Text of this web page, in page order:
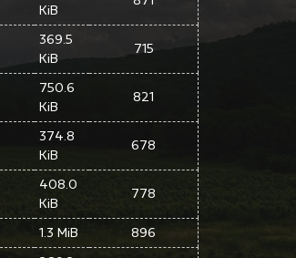
KiB
369.5
KiB
715
750.6
KiB
821
374.8
KiB
678
408.0
KiB
778
1.3 MiB 896